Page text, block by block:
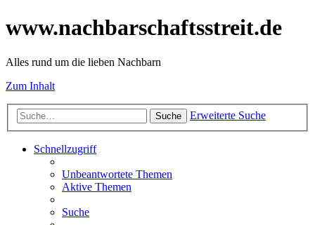
www.nachbarschaftsstreit.de
Alles rund um die lieben Nachbarn
Zum Inhalt
Suche Erweiterte Suche
Schnellzugriff
Unbeantwortete Themen
Aktive Themen
Suche